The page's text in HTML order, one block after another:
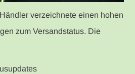
verzeichnete einen hohen
zum Versandstatus. Die